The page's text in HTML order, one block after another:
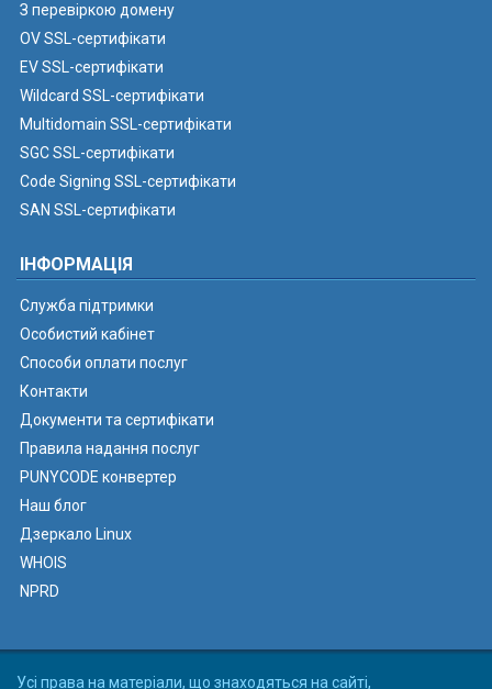
З перевіркою домену
OV SSL-сертифікати
EV SSL-сертифікати
Wildcard SSL-сертифікати
Multidomain SSL-сертифікати
SGC SSL-сертифікати
Code Signing SSL-сертифікати
SAN SSL-сертифікати
ІНФОРМАЦІЯ
Служба підтримки
Особистий кабінет
Способи оплати послуг
Контакти
Документи та сертифікати
Правила надання послуг
PUNYCODE конвертер
Наш блог
Дзеркало Linux
WHOIS
NPRD
Усі права на матеріали, що знаходяться на сайті,